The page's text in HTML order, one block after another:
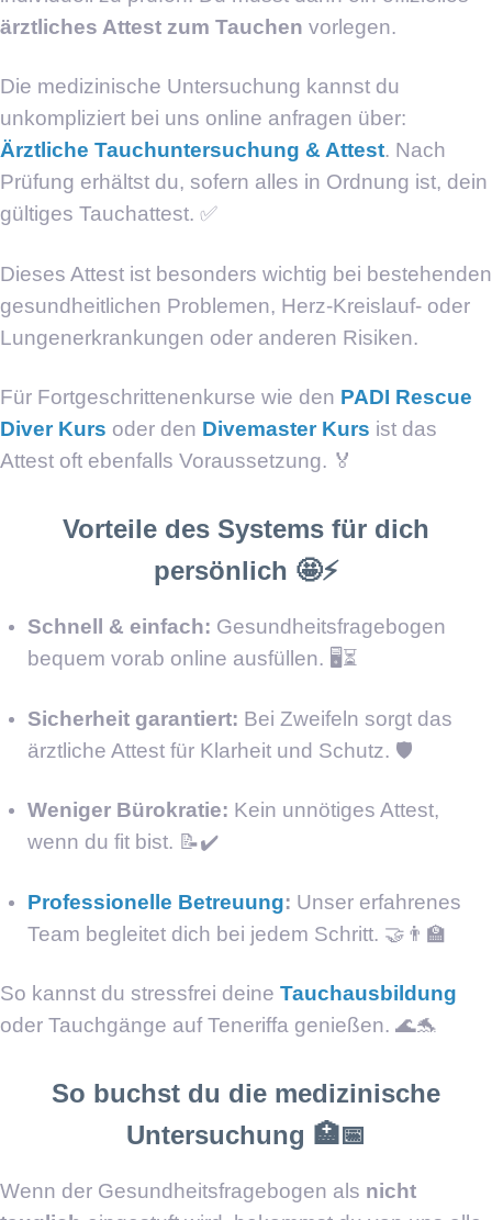
ärztliches Attest zum Tauchen vorlegen.
Die medizinische Untersuchung kannst du
unkompliziert bei uns online anfragen über:
Ärztliche Tauchuntersuchung & Attest. Nach
Prüfung erhältst du, sofern alles in Ordnung ist, dein
gültiges Tauchattest. ✅
Dieses Attest ist besonders wichtig bei bestehenden
gesundheitlichen Problemen, Herz-Kreislauf- oder
Lungenerkrankungen oder anderen Risiken.
Für Fortgeschrittenenkurse wie den PADI Rescue
Diver Kurs oder den Divemaster Kurs ist das
Attest oft ebenfalls Voraussetzung. 🏅
Vorteile des Systems für dich
persönlich 🤩⚡
Schnell & einfach: Gesundheitsfragebogen
bequem vorab online ausfüllen. 🖥️⏳
Sicherheit garantiert: Bei Zweifeln sorgt das
ärztliche Attest für Klarheit und Schutz. 🛡️
Weniger Bürokratie: Kein unnötiges Attest,
wenn du fit bist. 📝✔️
Professionelle Betreuung: Unser erfahrenes
Team begleitet dich bei jedem Schritt. 🤝👨‍🏫
So kannst du stressfrei deine Tauchausbildung
oder Tauchgänge auf Teneriffa genießen. 🌊🐬
So buchst du die medizinische
Untersuchung 🏥📅
Wenn der Gesundheitsfragebogen als nicht